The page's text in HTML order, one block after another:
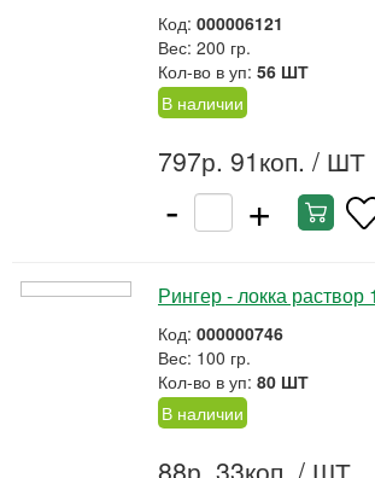
Код: 000006121
Вес: 200 гр.
Кол-во в уп: 56 ШТ
В наличии
797р. 91коп. / ШТ
- +
Рингер - локка
Код: 000000746
Вес: 100 гр.
Кол-во в уп: 80 ШТ
В наличии
88р. 33коп. / ШТ